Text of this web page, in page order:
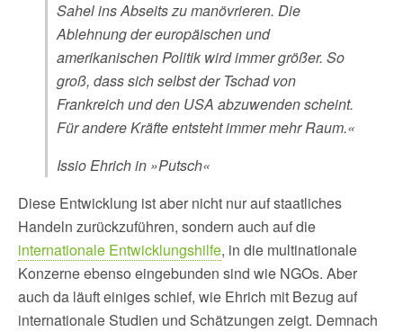
Sahel ins Abseits zu manövrieren. Die
Ablehnung der europäischen und
amerikanischen Politik wird immer größer. So
groß, dass sich selbst der Tschad von
Frankreich und den USA abzuwenden scheint.
Für andere Kräfte entsteht immer mehr Raum.«
Issio Ehrich in »Putsch«
Diese Entwicklung ist aber nicht nur auf staatliches
Handeln zurückzuführen, sondern auch auf die
internationale Entwicklungshilfe, in die multinationale
Konzerne ebenso eingebunden sind wie NGOs. Aber
auch da läuft einiges schief, wie Ehrich mit Bezug auf
internationale Studien und Schätzungen zeigt. Demnach